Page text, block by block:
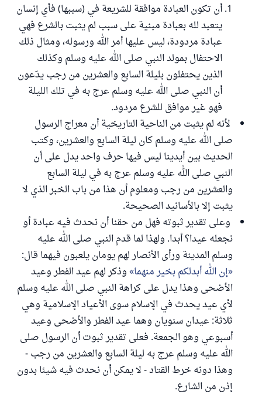
أن تكون العبادة موافقة للشريعة في (سببها) فأي إنسان
يتعبد لله بعبادة مبنية على سبب لم يثبت بالشرع فهي
عبادة مردودة، ليس عليها أمر الله ورسوله، ومثال ذلك
الاحتفال بمولد النبي صلى الله عليه وسلم وكذلك
الذين يحتفلون بليلة السابع والعشرين من رجب يدّعون
أن النبي صلى الله عليه وسلم عرج به في تلك الليلة
فهو غير موافق للشرع مردود.
لأنه لم يثبت من الناحية التاريخية أن معراج الرسول
صلى الله عليه وسلم كان ليلة السابع والعشرين، وكتب
الحديث بين أيدينا ليس فيها حرف واحد يدل على أن
النبي صلى الله عليه وسلم عرج به في ليلة السابع
والعشرين من رجب ومعلوم أن هذا من باب الخبر الذي لا
يثبت إلا بالأسانيد الصحيحة.
وعلى تقدير ثبوته فهل من حقنا أن نحدث فيه عبادة أو
نجعله عيدا؟ أبدا. ولهذا لما قدم النبي صلى الله عليه
وسلم المدينة ورأى الأنصار لهم يومان يلعبون فيهما قال:
إن الله أبدلكم بخير منهما وذكر لهم عيد الفطر وعيد
الأضحى وهذا يدل على كراهة النبي صلى الله عليه وسلم
لأي عيد يحدث في الإسلام سوى الأعياد الإسلامية وهي
ثلاثة: عيدان سنويان وهما عيد الفطر والأضحى وعيد
أسبوعي وهو الجمعة. فعلى تقدير ثبوت أن الرسول صلى
الله عليه وسلم عرج به ليلة السابع والعشرين من رجب -
وهذا دونه خرط القتاد - لا يمكن أن نحدث فيه شيئا بدون
إذن من الشارع.